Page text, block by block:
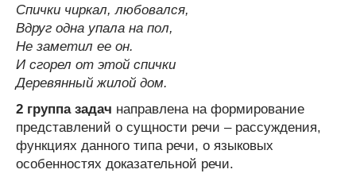
Спички чиркал, любовался,
Вдруг одна упала на пол,
Не заметил ее он.
И сгорел от этой спички
Деревянный жилой дом.
2 группа задач направлена на формирование
представлений о сущности речи – рассуждения,
функциях данного типа речи, о языковых
особенностях доказательной речи.